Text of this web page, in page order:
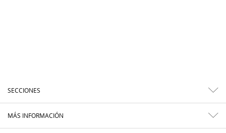
SECCIONES
MÁS INFORMACIÓN